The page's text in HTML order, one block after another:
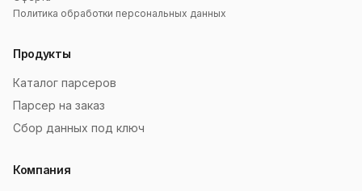
Политика обработки персональных данных
Продукты
Каталог парсеров
Парсер на заказ
Сбор данных под ключ
Компания